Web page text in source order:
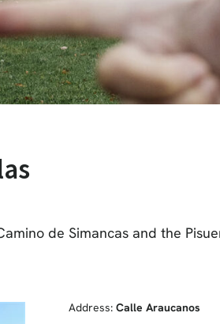
de Simancas and the
Address: Calle Araucanos